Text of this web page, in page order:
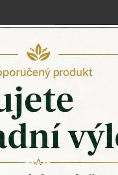
NOVINKY
Venkovský domov